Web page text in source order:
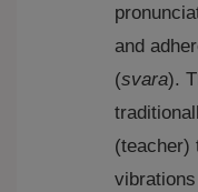
and
(svara).
(teacher)